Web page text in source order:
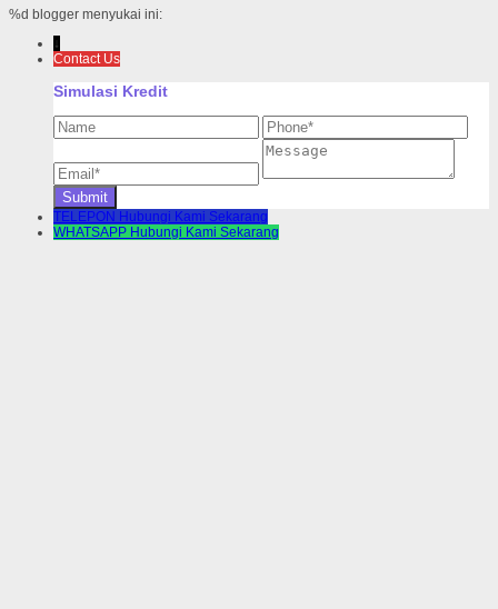
%d blogger menyukai ini:
↓
Contact Us
Simulasi Kredit
TELEPON Hubungi Kami Sekarang
WHATSAPP Hubungi Kami Sekarang